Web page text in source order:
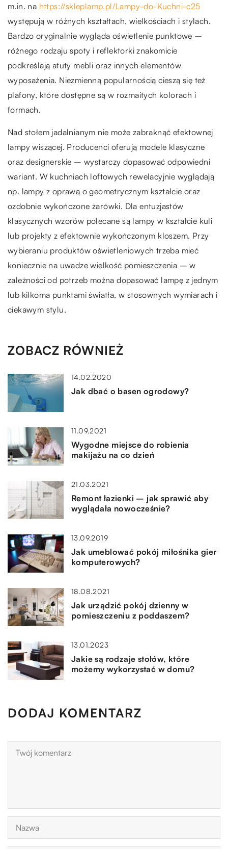
m.in. na https://skleplamp.pl/Lampy-do-Kuchni-c25
występują w różnych kształtach, wielkościach i stylach.
Bardzo oryginalnie wygląda oświetlenie punktowe –
różnego rodzaju spoty i reflektorki znakomicie
podkreślają atuty mebli oraz innych elementów
wyposażenia. Niezmienną popularnością cieszą się też
plafony, które dostępne są w rozmaitych kolorach i
formach.
Nad stołem jadalnianym nie może zabraknąć efektownej
lampy wiszącej. Producenci oferują modele klasyczne
oraz designerskie – wystarczy dopasować odpowiedni
wariant. W kuchniach loftowych rewelacyjnie wyglądają
np. lampy z oprawą o geometrycznym kształcie oraz
ozdobnie wykończone żarówki. Dla entuzjastów
klasycznych wzorów polecane są lampy w kształcie kuli
lub projekty z efektownie wykończonym kloszem. Przy
wybieraniu produktów oświetleniowych trzeba mieć
koniecznie na uwadze wielkość pomieszczenia – w
zależności od potrzeb można dopasować lampę z jednym
lub kilkoma punktami światła, w stosownych wymiarach i
ciekawym stylu.
ZOBACZ RÓWNIEŻ
14.02.2020
Jak dbać o basen ogrodowy?
11.09.2021
Wygodne miejsce do robienia
makijażu na co dzień
21.03.2021
Remont łazienki – jak sprawić aby
wyglądała nowocześnie?
13.09.2019
Jak umeblować pokój miłośnika gier
komputerowych?
18.08.2021
Jak urządzić pokój dzienny w
pomieszczeniu z poddaszem?
13.01.2023
Jakie są rodzaje stołów, które
możemy wykorzystać w domu?
DODAJ KOMENTARZ